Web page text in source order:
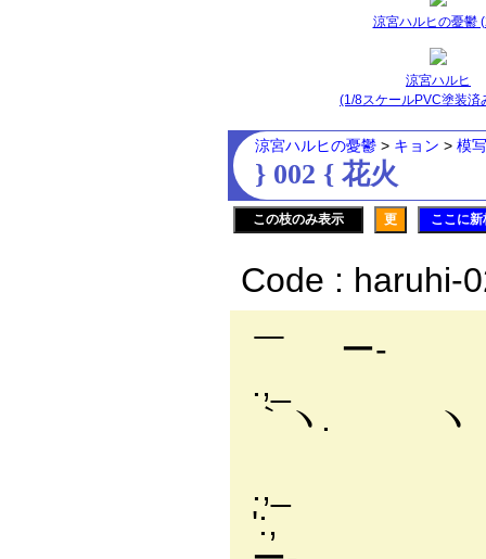
涼宮ハルヒの憂鬱
涼宮ハルヒ
(1/8スケールPVC塗装済
涼宮ハルヒの憂鬱 > キョン > 模写
} 002 { 花火
この枝のみ表示 更 ここに
Code : haruhi-
￣ ー-
｀
':, '′